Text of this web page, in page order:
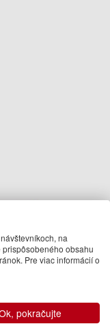
Instant Stories
na
obsahu
Pre viac informácií o
pokračujte